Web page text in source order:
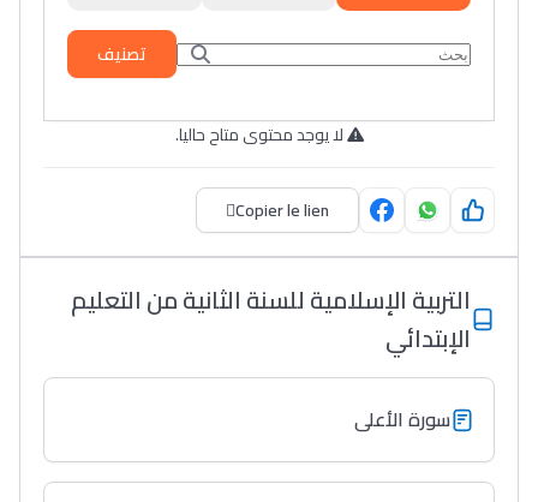
تصنيف
لا يوجد محتوى متاح حاليا.
Copier le lien
التربية الإسلامية للسنة الثانية من التعليم
الإبتدائي
سورة الأعلى